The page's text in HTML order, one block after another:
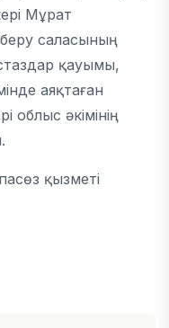
Мұрат
беру саласының
қауымы,
аяқтаған
облыс әкімінің
қызметі